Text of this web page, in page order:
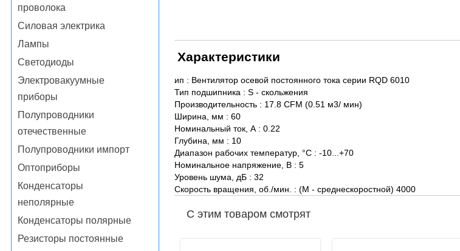
проволока
Силовая электрика
Лампы
Светодиоды
Электровакуумные
приборы
Полупроводники
отечественные
Полупроводники импорт
Оптоприборы
Конденсаторы
неполярные
Конденсаторы полярные
Резисторы постоянные
Характеристики
ип : Вентилятор осевой постоянного тока серии RQD 6010
Тип подшипника : S - скольжения
Производительность : 17.8 CFM (0.51 м3/ мин)
Ширина, мм : 60
Номинальный ток, А : 0.22
Глубина, мм : 10
Диапазон рабочих температур, °C : -10...+70
Номинальное напряжение, В : 5
Уровень шума, дБ : 32
Скорость вращения, об./мин. : (М - среднескоростной) 4000
С этим товаром смотрят